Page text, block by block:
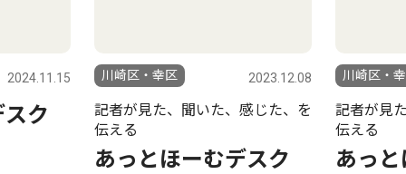
2024.11.15
ク
川崎区・幸区 2023.12.08
記者が見た、聞いた、感じた、を
伝える
あっとほーむデスク
川崎区・
記者が見
伝える
あっ